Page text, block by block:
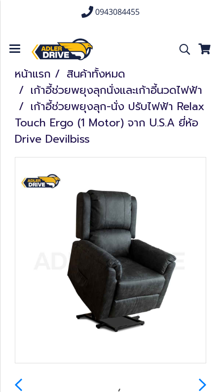
0943084455
หน้าแรก
สินค้าทั้งหมด
เก้าอี้ช่วยพยุงลุกนั่งและเก้าอี้นวดไฟฟ้า
เก้าอี้ช่วยพยุงลุก-นั่ง ปรับไฟฟ้า Relax
Touch Ergo (1 Motor) จาก U.S.A ยี่ห้อ
Drive Devilbiss